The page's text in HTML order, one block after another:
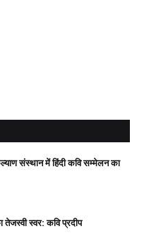
संस्थान में हिंदी कवि सम्मेलन का
स्वर: कवि प्रदीप